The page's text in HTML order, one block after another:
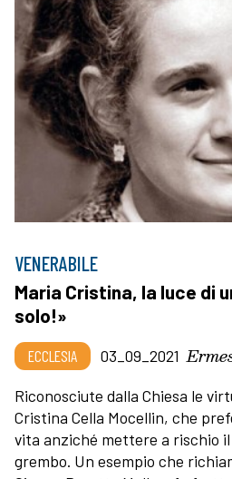
VENERABILE
Maria Cristina, la luce di
solo!»
ECCLESIA 03_09_2021
Riconosciute dalla Chiesa le
Cristina Cella Mocellin, che
vita anziché mettere a rischio
grembo. Un esempio che